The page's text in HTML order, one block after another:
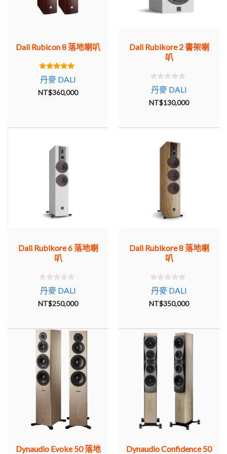
Dali Rubicon 8 落地喇叭
5.00
out of 5
丹麥 DALI
NT$360,000
Dali Rubikore 2 書架喇
叭
0
o
u
t
丹麥 DALI
NT$130,000
Dali Rubikore 6 落地喇
叭
0
o
u
t
丹麥 DALI
NT$250,000
Dali Rubikore 8 落地喇
叭
0
o
u
t
丹麥 DALI
NT$350,000
Dynaudio Evoke 50 落地
Dynaudio Confidence 50